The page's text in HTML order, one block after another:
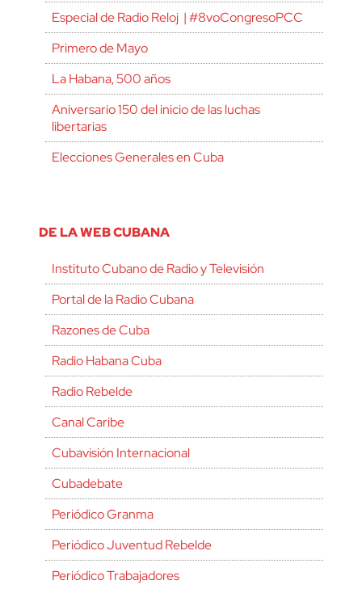
Especial de Radio Reloj | #8voCongresoPCC
Primero de Mayo
La Habana, 500 años
Aniversario 150 del inicio de las luchas
libertarias
Elecciones Generales en Cuba
DE LA WEB CUBANA
Instituto Cubano de Radio y Televisión
Portal de la Radio Cubana
Razones de Cuba
Radio Habana Cuba
Radio Rebelde
Canal Caribe
Cubavisión Internacional
Cubadebate
Periódico Granma
Periódico Juventud Rebelde
Periódico Trabajadores